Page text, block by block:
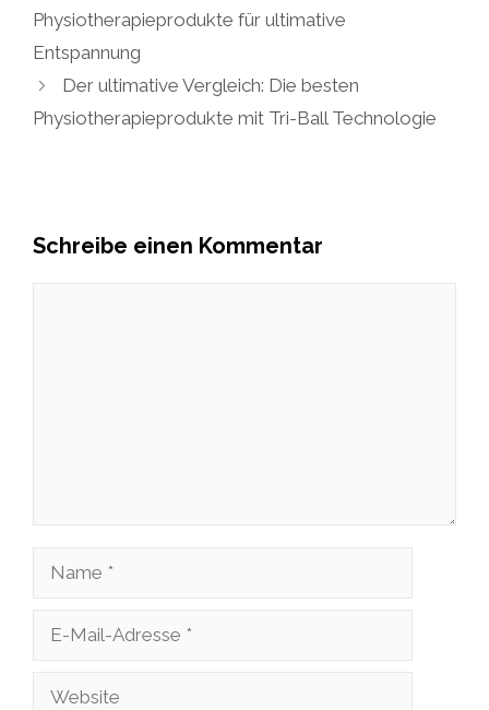
Physiotherapieprodukte für ultimative
Entspannung
Der ultimative Vergleich: Die besten
Physiotherapieprodukte mit Tri-Ball Technologie
Schreibe einen Kommentar
Name
Adresse
Website